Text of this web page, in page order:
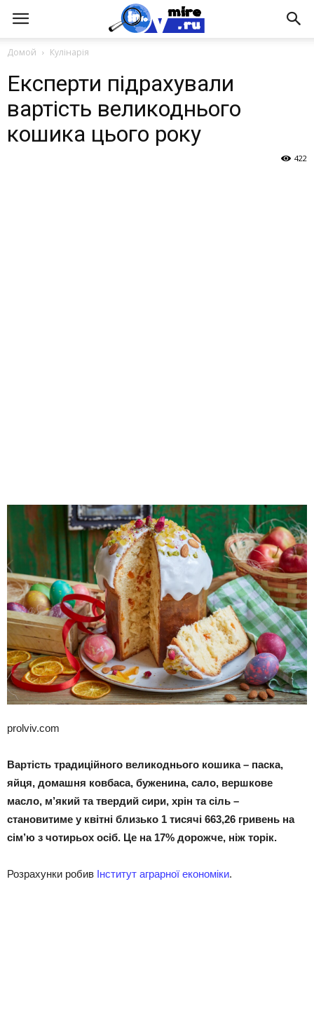
Домой Кулінарія
Експерти підрахували
вартість великоднього
кошика цього року
422
prolviv.com
Вартість традиційного великоднього кошика – паска,
яйця, домашня ковбаса, буженина, сало, вершкове
масло, м’який та твердий сири, хрін та сіль –
становитиме у квітні близько 1 тисячі 663,26 гривень на
сім’ю з чотирьох осіб. Це на 17% дорожче, ніж торік.
Розрахунки робив Інститут аграрної економіки.